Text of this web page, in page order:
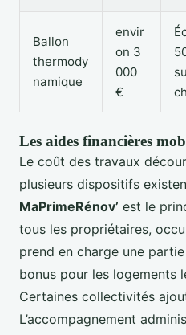
Ballon
thermody
namique
envir
on 3
000
€
Les aides financières
Le coût des travaux
plusieurs dispositifs
MaPrimeRénov’ est le
tous les propriétaires,
prend en charge une
bonus pour les logements
Certaines collectivités
L’accompagnement